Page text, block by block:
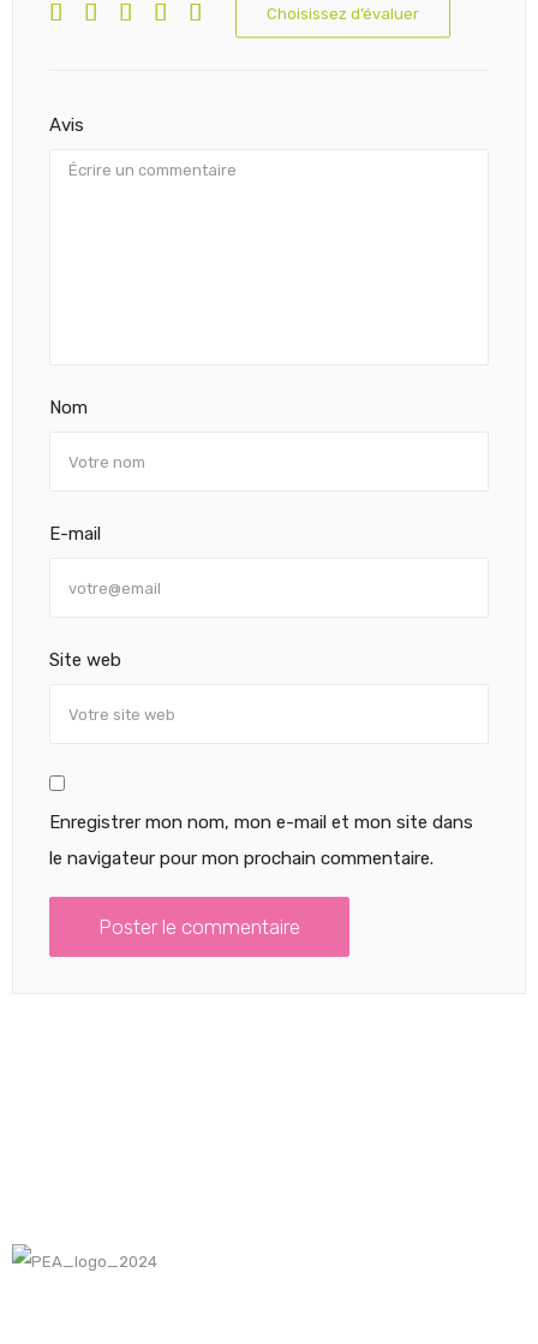
Choisissez d’évaluer
Avis
Nom
E-mail
Site web
Enregistrer mon nom, mon e-mail et mon site dans
le navigateur pour mon prochain commentaire.